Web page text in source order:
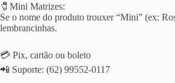
🧷Mini Matrizes:
Se o nome do produto trouxer “Mini” (ex:
lembrancinhas.
💳 Pix, cartão ou boleto
📲 Suporte: (62) 99552-0117